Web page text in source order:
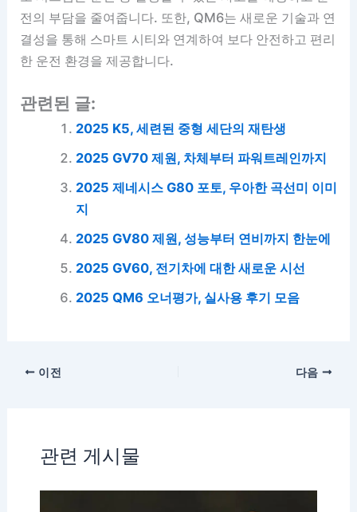
전의 부담을 줄여줍니다. 또한, QM6는 새로운 기술과 연
결성을 통해 스마트 시티와 연계하여 보다 안전하고 편리
한 운전 환경을 제공합니다.
관련된 글:
2025 K5, 세련된 중형 세단의 재탄생
2025 GV70 제원, 차체부터 파워트레인까지
2025 제네시스 G80 포토, 우아한 곡선미 이미
지
2025 GV80 제원, 성능부터 연비까지 한눈에
2025 GV60, 전기차에 대한 새로운 시선
2025 QM6 오너평가, 실사용 후기 모음
이전 다음
관련 게시물